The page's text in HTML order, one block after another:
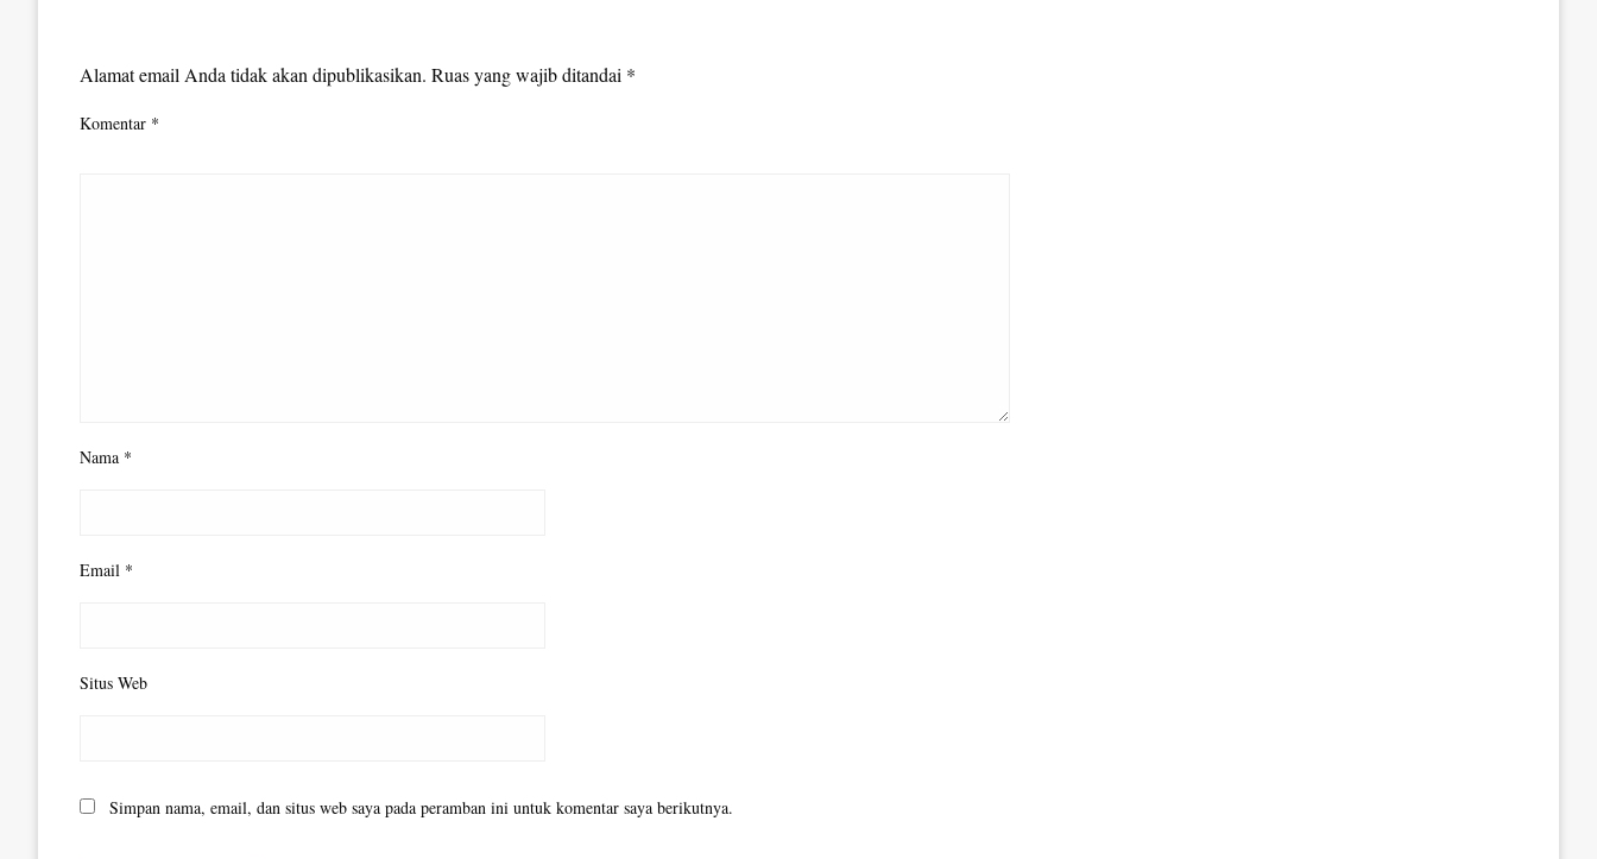
Alamat email Anda tidak akan dipublikasikan. Ruas yang wajib ditandai *
Komentar *
Nama *
Email *
Situs Web
Simpan nama, email, dan situs web saya pada peramban ini untuk komentar saya berikutnya.